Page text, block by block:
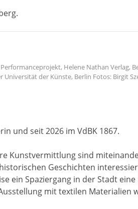
Helene Nathan Verlag,
der Künste, Berlin Fotos: Birgit
und seit 2026 im VdBK 1867.
Kunstvermittlung sind
Geschichten
ein Spaziergang in der Stadt eine
mit textilen Materialien